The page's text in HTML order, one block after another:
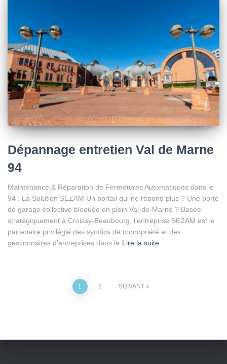
Dépannage entretien Val de Marne
94
Maintenance & Réparation de Fermetures Automatiques dans le
94 : La Solution SEZAM Un portail qui ne répond plus ? Une porte
de garage collective bloquée en plein Val-de-Marne ? Basée
stratégiquement à Croissy-Beaubourg, l’entreprise SEZAM est le
partenaire privilégié des syndics de copropriété et des
gestionnaires d’entreprises dans le Lire la suite
Pagination 1 2 SUIVANT